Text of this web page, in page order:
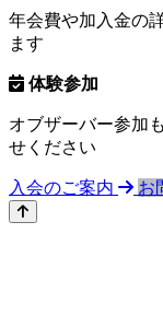
年会費や加入金の
ます
体験参加
オブザーバー参加
せください
入会のご案内 お